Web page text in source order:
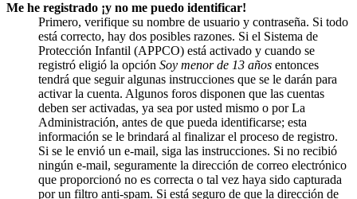
Me he registrado ¡y no me puedo identificar!
Primero, verifique su nombre de usuario y contraseña. Si todo
está correcto, hay dos posibles razones. Si el Sistema de
Protección Infantil (APPCO) está activado y cuando se
registró eligió la opción Soy menor de 13 años entonces
tendrá que seguir algunas instrucciones que se le darán para
activar la cuenta. Algunos foros disponen que las cuentas
deben ser activadas, ya sea por usted mismo o por La
Administración, antes de que pueda identificarse; esta
información se le brindará al finalizar el proceso de registro.
Si se le envió un e-mail, siga las instrucciones. Si no recibió
ningún e-mail, seguramente la dirección de correo electrónico
que proporcionó no es correcta o tal vez haya sido capturada
por un filtro anti-spam. Si está seguro de que la dirección de